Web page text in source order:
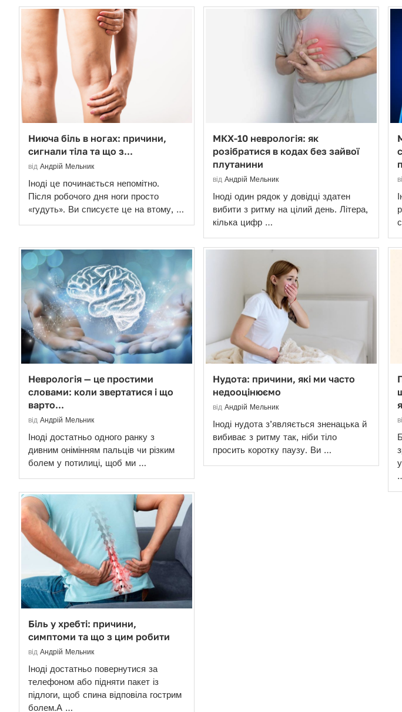
Ниюча біль в ногах: причини,
сигнали тіла та що з...
від Андрій Мельник
Іноді це починається непомітно.
Після робочого дня ноги просто
«гудуть». Ви списуєте це на втому, …
МКХ-10 неврологія: як
розібратися в кодах без зайвої
плутанини
від Андрій Мельник
Іноді один рядок у довідці здатен
вибити з ритму на цілий день. Літера,
кілька цифр …
Неврологія — це простими
словами: коли звертатися і що
варто...
від Андрій Мельник
Іноді достатньо одного ранку з
дивним онімінням пальців чи різким
болем у потилиці, щоб ми …
Нудота: причини, які ми часто
недооцінюємо
від Андрій Мельник
Іноді нудота з’являється зненацька й
вибиває з ритму так, ніби тіло
просить коротку паузу. Ви …
Біль у хребті: причини,
симптоми та що з цим робити
від Андрій Мельник
Іноді достатньо повернутися за
телефоном або підняти пакет із
підлоги, щоб спина відповіла гострим
болем.А …